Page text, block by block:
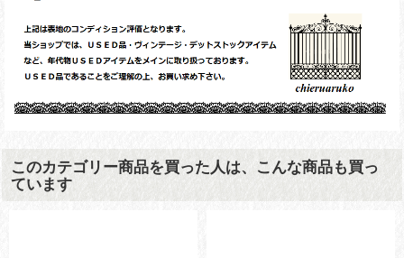
このカテゴリー商品を買った人は、こんな商品も買っ
ています